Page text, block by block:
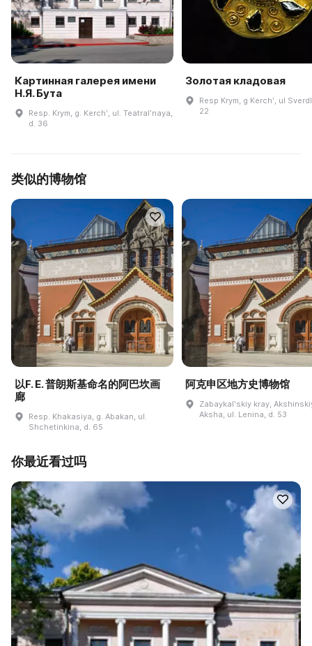
Картинная галерея имени
Н.Я. Бута
Resp. Krym, g. Kerchʹ, ul. Teatralʹnaya,
d. 36
Золотая кладовая
Resp Krym, g Kerchʹ, ul
22
类似的博物馆
以F. E. 普朗斯基命名的阿巴坎画
廊
Resp. Khakasiya, g. Abakan, ul.
Shchetinkina, d. 65
阿克申区地方史博物馆
Zabaykalʹskiy kray,
Aksha, ul. Lenina, d. 53
你最近看过吗